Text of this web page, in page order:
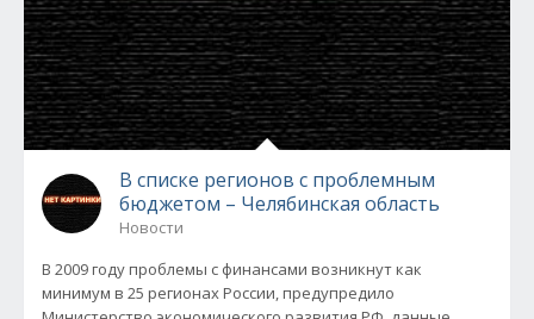
В списке регионов с проблемным
бюджетом – Челябинская область
Новости
В 2009 году проблемы с финансами возникнут как
минимум в 25 регионах России, предупредило